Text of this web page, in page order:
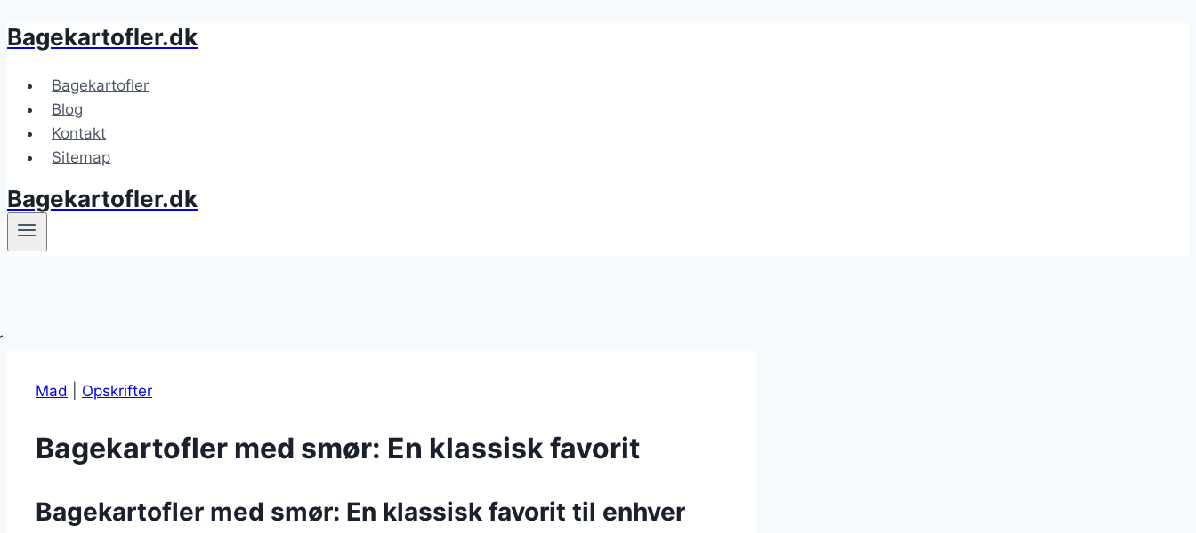
Fortsæt
indhold
Bagekartofler.dk
Bagekartofler
Blog
Kontakt
Sitemap
Bagekartofler.dk
Mad Opskrifter
Bagekartofler med smør: En klassisk favorit
Bagekartofler med smør: En klassisk favorit til enhver